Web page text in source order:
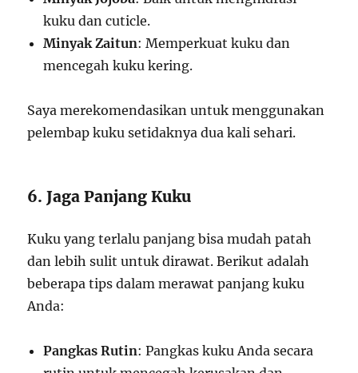
kuku dan cuticle.
Minyak Zaitun: Memperkuat kuku dan
mencegah kuku kering.
Saya merekomendasikan untuk menggunakan
pelembap kuku setidaknya dua kali sehari.
6. Jaga Panjang Kuku
Kuku yang terlalu panjang bisa mudah patah
dan lebih sulit untuk dirawat. Berikut adalah
beberapa tips dalam merawat panjang kuku
Anda:
Pangkas Rutin: Pangkas kuku Anda secara